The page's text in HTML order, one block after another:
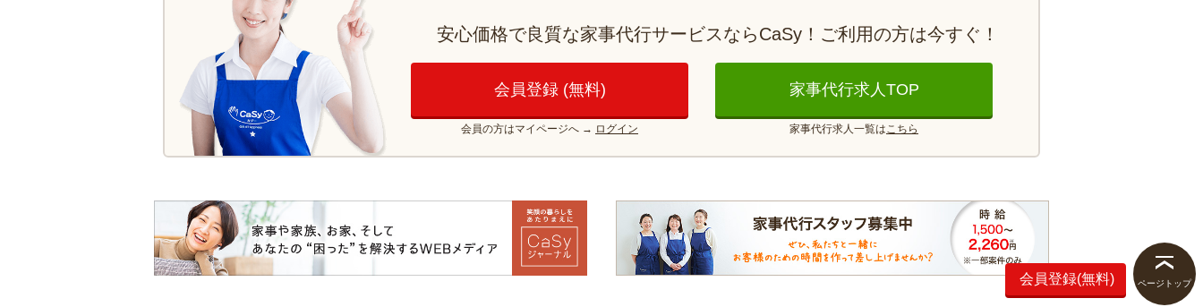
安心価格で良質な家事代行サービスならCaSy！ ご利用の方は今すぐ！
会員登録 (無料)
会員の方はマイページへ → ログイン
家事代行求人TOP
家事代行求人一覧はこちら
ページトップ
会員登録(無料)